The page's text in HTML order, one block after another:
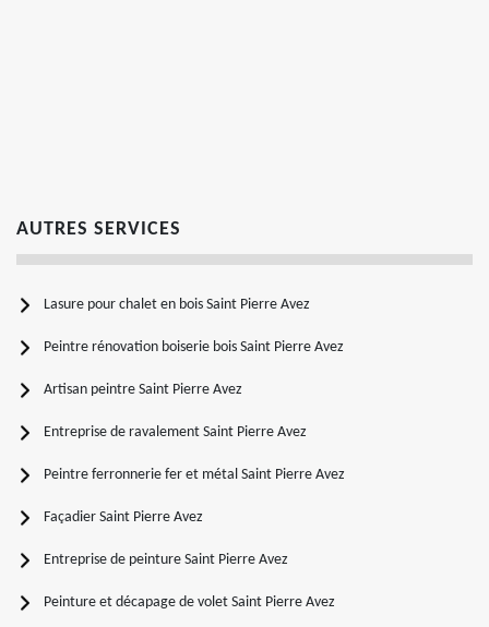
AUTRES SERVICES
Lasure pour chalet en bois Saint Pierre Avez
Peintre rénovation boiserie bois Saint Pierre Avez
Artisan peintre Saint Pierre Avez
Entreprise de ravalement Saint Pierre Avez
Peintre ferronnerie fer et métal Saint Pierre Avez
Façadier Saint Pierre Avez
Entreprise de peinture Saint Pierre Avez
Peinture et décapage de volet Saint Pierre Avez